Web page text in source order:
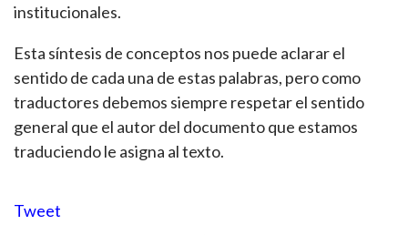
institucionales.
Esta síntesis de conceptos nos puede aclarar el
sentido de cada una de estas palabras, pero como
traductores debemos siempre respetar el sentido
general que el autor del documento que estamos
traduciendo le asigna al texto.
Tweet